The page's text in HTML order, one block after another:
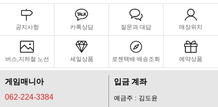
공지사항 카톡상담 질문과 대답 매장위치
버스,지하철 노선 세일상품 로젠택배 배송조회 예약상품
게임매니아
062-224-3384
입금 계좌
예금주 : 김도윤